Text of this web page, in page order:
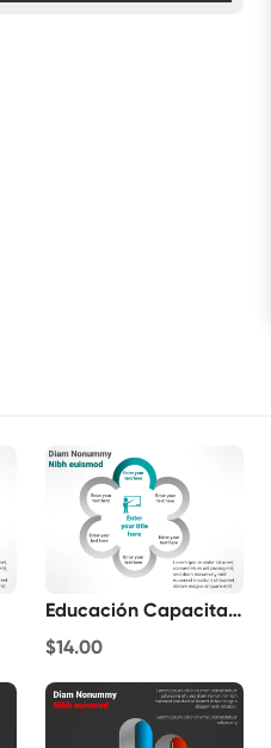
Educación Capacitación
$14.00